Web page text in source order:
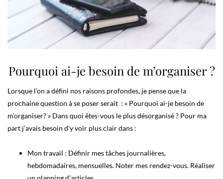
Pourquoi ai-je besoin de m’organiser ?
Lorsque l’on a défini nos raisons profondes, je pense que la
prochaine question à se poser serait : « Pourquoi ai-je besoin de
m’organiser? » Dans quoi êtes-vous le plus désorganisé ? Pour ma
part j’avais besoin d’y voir plus clair dans :
Mon travail : Définir mes tâches journalières,
hebdomadaires, mensuelles. Noter mes rendez-vous. Réaliser